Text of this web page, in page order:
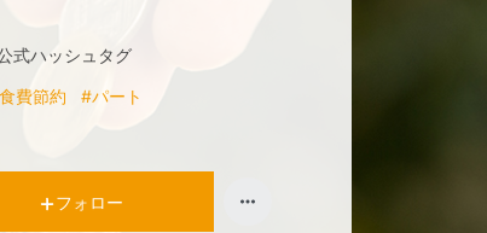
式ハッシュタグ
費節約 #パート
フォロー